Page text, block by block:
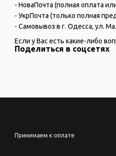
- НоваПочта (полная оплата
- УкрПочта (только полная
- Самовывоз в г. Одесса, ул.
Если у Вас есть какие-либо
Поделиться в соцсетях
Принимаем к оплате